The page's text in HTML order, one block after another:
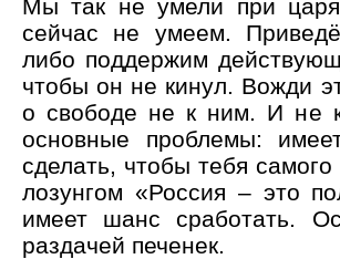
Мы так не умели при
сейчас не умеем.
либо поддержим
чтобы он не кинул. Вожди
о свободе не к ним. И не
основные проблемы:
сделать, чтобы тебя
лозунгом «Россия – это
имеет шанс сработать.
раздачей печенек.